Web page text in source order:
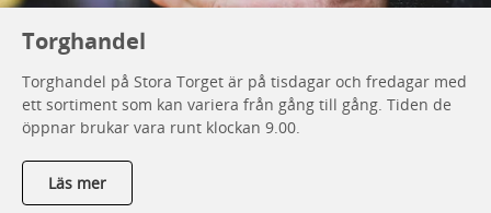
Torghandel
Torghandel på Stora Torget är på tisdagar och fredagar med
ett sortiment som kan variera från gång till gång. Tiden de
öppnar brukar vara runt klockan 9.00.
Läs mer